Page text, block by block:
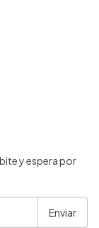
y espera por